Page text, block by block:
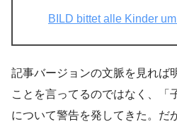
BILD bittet alle Kinder
記事バージョンの文脈を見れば
ことを言ってるのではなく、「
について警告を発してきた。だ